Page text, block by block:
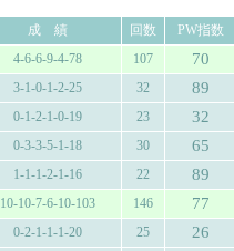
成 績 回数
PW指数
4-6-6-9-4-78 107 70
3-1-0-1-2-25 32 89
0-1-2-1-0-19 23 32
0-3-3-5-1-18 30 65
1-1-1-2-1-16 22 89
10-10-7-6-10-103 146 77
0-2-1-1-1-20 25 26